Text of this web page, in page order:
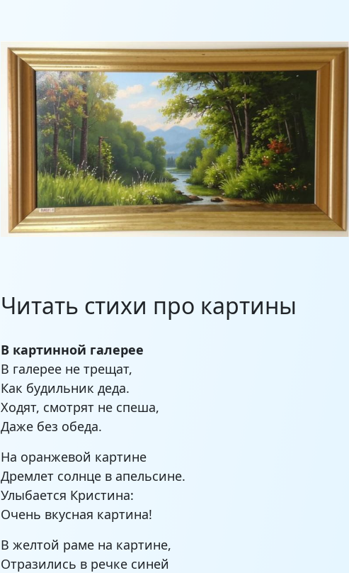
Читать стихи про картины
В картинной галерее
В галерее не трещат,
Как будильник деда.
Ходят, смотрят не спеша,
Даже без обеда.
На оранжевой картине
Дремлет солнце в апельсине.
Улыбается Кристина:
Очень вкусная картина!
В желтой раме на картине,
Отразились в речке синей